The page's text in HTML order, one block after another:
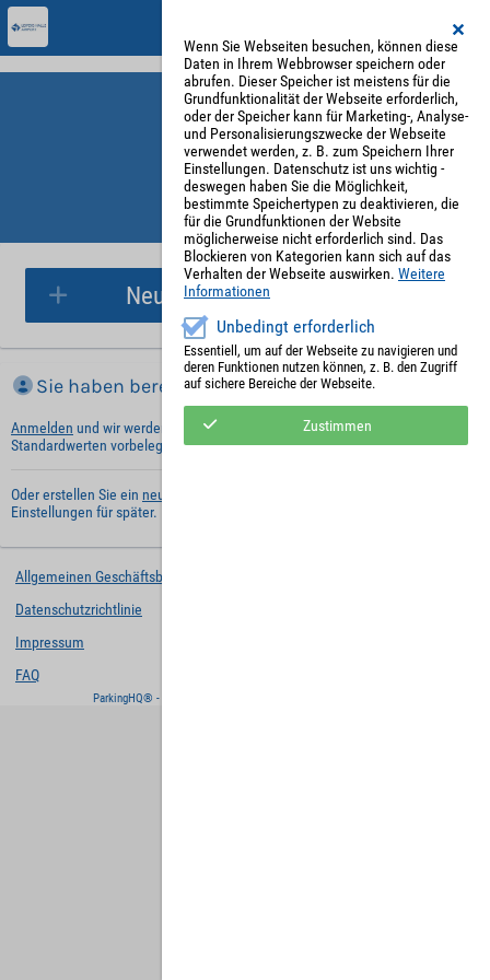
Parkplatzreservierung
Sie haben bereits ein Konto?
Anmelden und wir werden die notwendigen Informationen mit Ihren
Standardwerten vorbelegen.
Oder erstellen Sie ein neues Benutzerkonto
Einstellungen für später.
Neue Parkplatzreservierung
Allgemeinen Geschäftsbedingungen
Datenschutzrichtlinie
Impressum
FAQ
ParkingHQ® - eine Lösung von
Wenn Sie Webseiten besuchen, können diese
Daten in Ihrem Webbrowser speichern oder
abrufen. Dieser Speicher ist meistens für die
Grundfunktionalität der Webseite erforderlich,
oder der Speicher kann für Marketing-, Analyse-
und Personalisierungszwecke der Webseite
verwendet werden, z. B. zum Speichern Ihrer
Einstellungen. Datenschutz ist uns wichtig -
deswegen haben Sie die Möglichkeit,
bestimmte Speichertypen zu deaktivieren, die
für die Grundfunktionen der Website
möglicherweise nicht erforderlich sind. Das
Blockieren von Kategorien kann sich auf das
Verhalten der Webseite auswirken. Weitere
Informationen
Unbedingt erforderlich
Essentiell, um auf der Webseite zu navigieren und
deren Funktionen nutzen können, z. B. den Zugriff
auf sichere Bereiche der Webseite.
Zustimmen